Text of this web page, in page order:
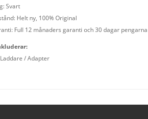
Svart
Helt ny, 100% Original
Full 12 månaders garanti och 30 dagar
/ Adapter